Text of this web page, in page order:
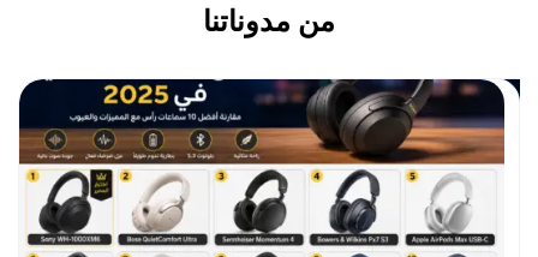
من مدوناتنا